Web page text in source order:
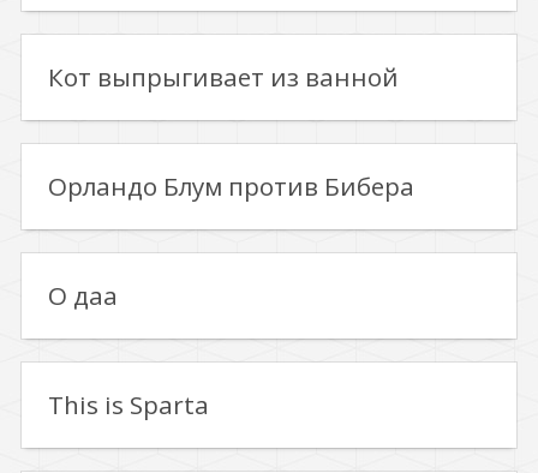
Кот выпрыгивает из ванной
Орландо Блум против Бибера
О даа
This is Sparta